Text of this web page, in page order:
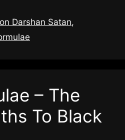
Darshan Satan,
– The
To Black